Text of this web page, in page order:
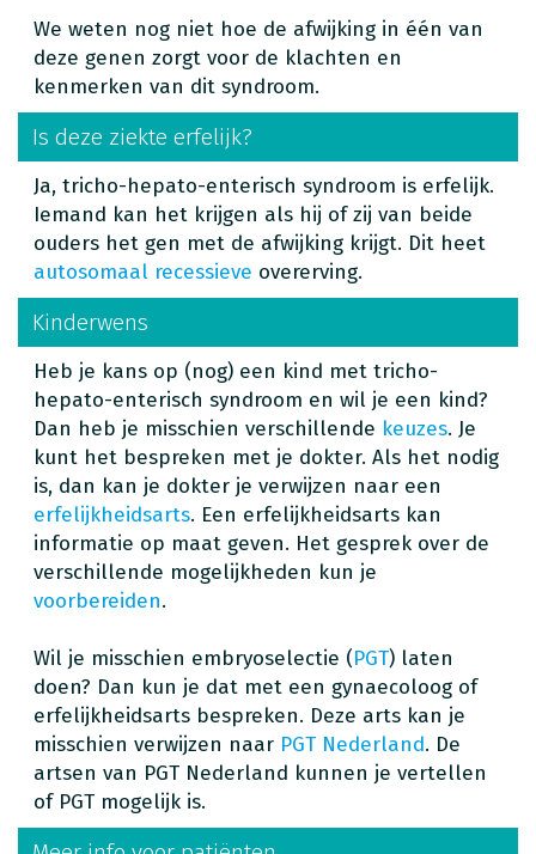
We weten nog niet hoe de afwijking in één van
deze genen zorgt voor de klachten en
kenmerken van dit syndroom.
Is deze ziekte erfelijk?
Ja, tricho-hepato-enterisch syndroom is erfelijk.
Iemand kan het krijgen als hij of zij van beide
ouders het gen met de afwijking krijgt. Dit heet
autosomaal recessieve overerving.
Kinderwens
Heb je kans op (nog) een kind met tricho-
hepato-enterisch syndroom en wil je een kind?
Dan heb je misschien verschillende keuzes. Je
kunt het bespreken met je dokter. Als het nodig
is, dan kan je dokter je verwijzen naar een
erfelijkheidsarts. Een erfelijkheidsarts kan
informatie op maat geven. Het gesprek over de
verschillende mogelijkheden kun je
voorbereiden.
Wil je misschien embryoselectie (PGT) laten
doen? Dan kun je dat met een gynaecoloog of
erfelijkheidsarts bespreken. Deze arts kan je
misschien verwijzen naar PGT Nederland. De
artsen van PGT Nederland kunnen je vertellen
of PGT mogelijk is.